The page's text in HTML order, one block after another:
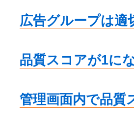
広告グループは適
品質スコアが1に
管理画面内で品質